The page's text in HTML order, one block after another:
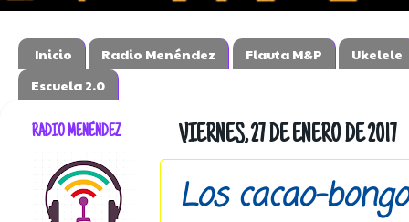
Inicio Radio Menéndez Flauta M&P
Ukelele
Escuela 2.0
VIERNES, 27 DE ENERO DE 2017
Los cacao-
RADIO MENÉNDEZ